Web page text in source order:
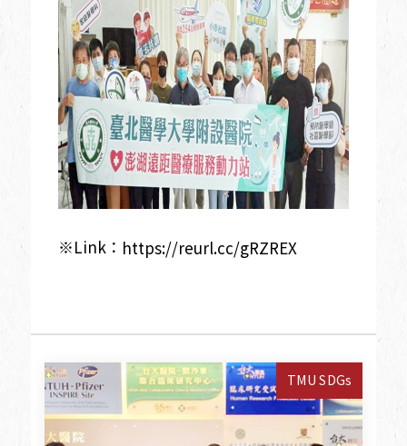
※Link： https://reurl.cc/gRZREX
TMU SDGs